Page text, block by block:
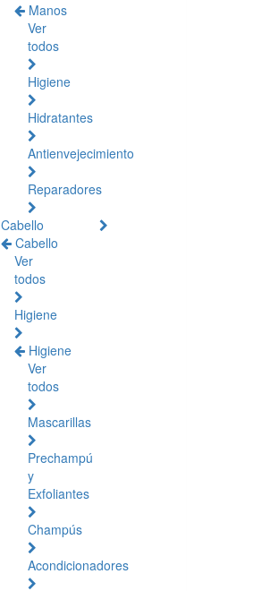
Manos
Ver
todos
Higiene
Hidratantes
Antienvejecimiento
Reparadores
Cabello
Cabello
Ver
todos
Higiene
Higiene
Ver
todos
Mascarillas
Prechampú
y
Exfoliantes
Champús
Acondicionadores